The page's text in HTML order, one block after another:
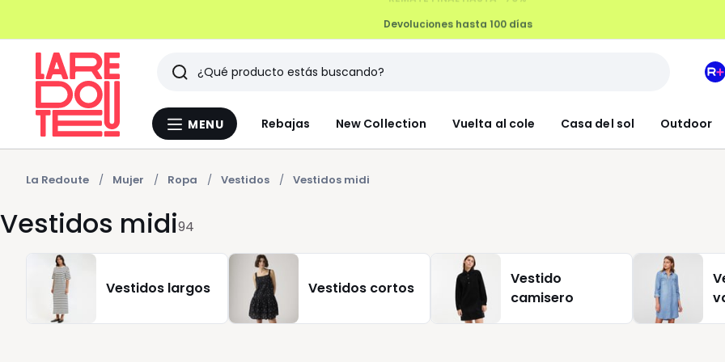
Devoluciones hasta 100 días
Menu
MENU Rebajas New Collection Vuelta al cole Casa del sol Outdoor
Buscar
Últimos
artículos
vistos
Mi
La Redoute Mujer Ropa Vestidos Vestidos midi
Vestidos midi94
Vestidos largos Vestidos cortos
Vestido
camisero